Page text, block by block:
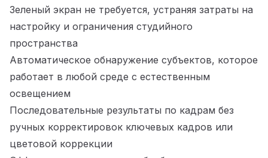
Зеленый экран не требуется, устраняя затраты на
настройку и ограничения студийного
пространства
Автоматическое обнаружение субъектов, которое
работает в любой среде с естественным
освещением
Последовательные результаты по кадрам без
ручных корректировок ключевых кадров или
цветовой коррекции